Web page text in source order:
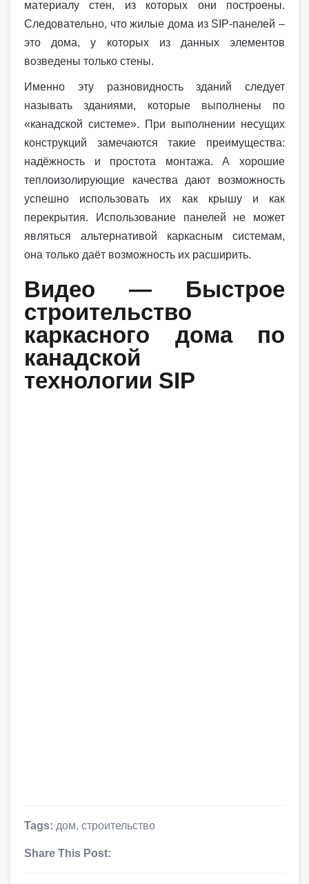
материалу стен, из которых они построены.
Следовательно, что жилые дома из SIP-панелей –
это дома, у которых из данных элементов
возведены только стены.
Именно эту разновидность зданий следует
называть зданиями, которые выполнены по
«канадской системе». При выполнении несущих
конструкций замечаются такие преимущества:
надёжность и простота монтажа. А хорошие
теплоизолирующие качества дают возможность
успешно использовать их как крышу и как
перекрытия. Использование панелей не может
являться альтернативой каркасным системам,
она только даёт возможность их расширить.
Видео — Быстрое
строительство
каркасного дома по
канадской
технологии SIP
Tags: дом, строительство
Share This Post: